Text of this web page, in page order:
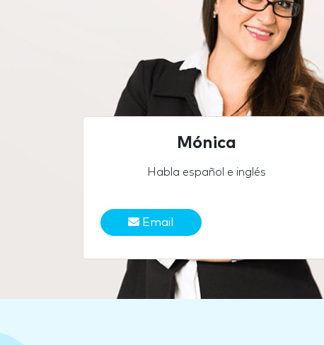
Mónica
Habla español e inglés
Email